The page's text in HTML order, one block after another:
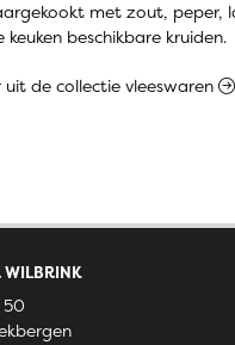
met zout, peper,
beschikbare kruiden.
uit de collectie vleeswaren
WILBRINK